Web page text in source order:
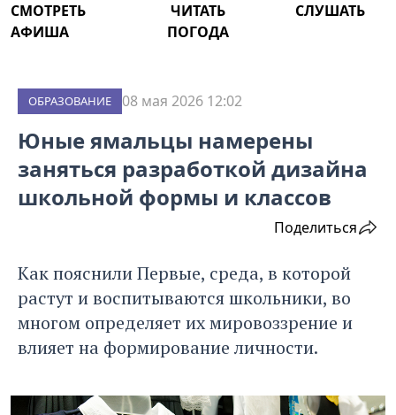
СМОТРЕТЬ ЧИТАТЬ
СЛУШАТЬ
АФИША
ПОГОДА
ОБРАЗОВАНИЕ 08 мая 2026 12:02
Юные ямальцы намерены
заняться разработкой дизайна
школьной формы и классов
Поделиться
Как пояснили Первые, среда, в которой
растут и воспитываются школьники, во
многом определяет их мировоззрение и
влияет на формирование личности.